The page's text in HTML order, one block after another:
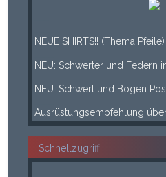
NEUE SHIRTS!! (Thema Pfeile)
NEU: Schwerter und Federn
NEU: Schwert und Bogen
Ausrüstungsempfehlung
Schnellzugriff